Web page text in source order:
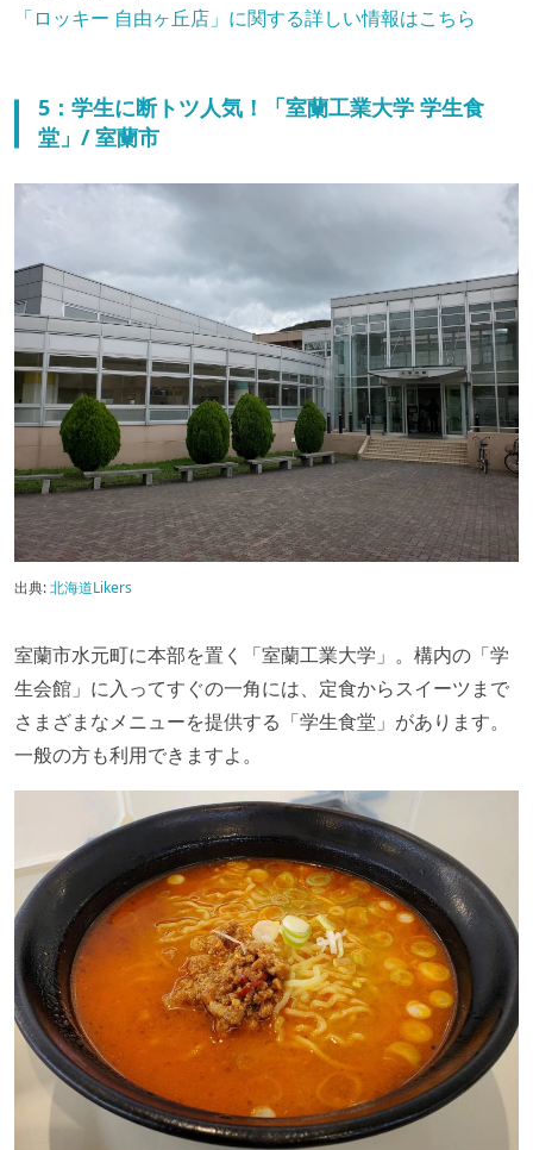
「ロッキー 自由ヶ丘店」に関する詳しい情報はこちら
5：学生に断トツ人気！「室蘭工業大学 学生食
堂」/ 室蘭市
出典:北海道Likers
室蘭市水元町に本部を置く「室蘭工業大学」。構内の「学
生会館」に入ってすぐの一角には、定食からスイーツまで
さまざまなメニューを提供する「学生食堂」があります。
一般の方も利用できますよ。